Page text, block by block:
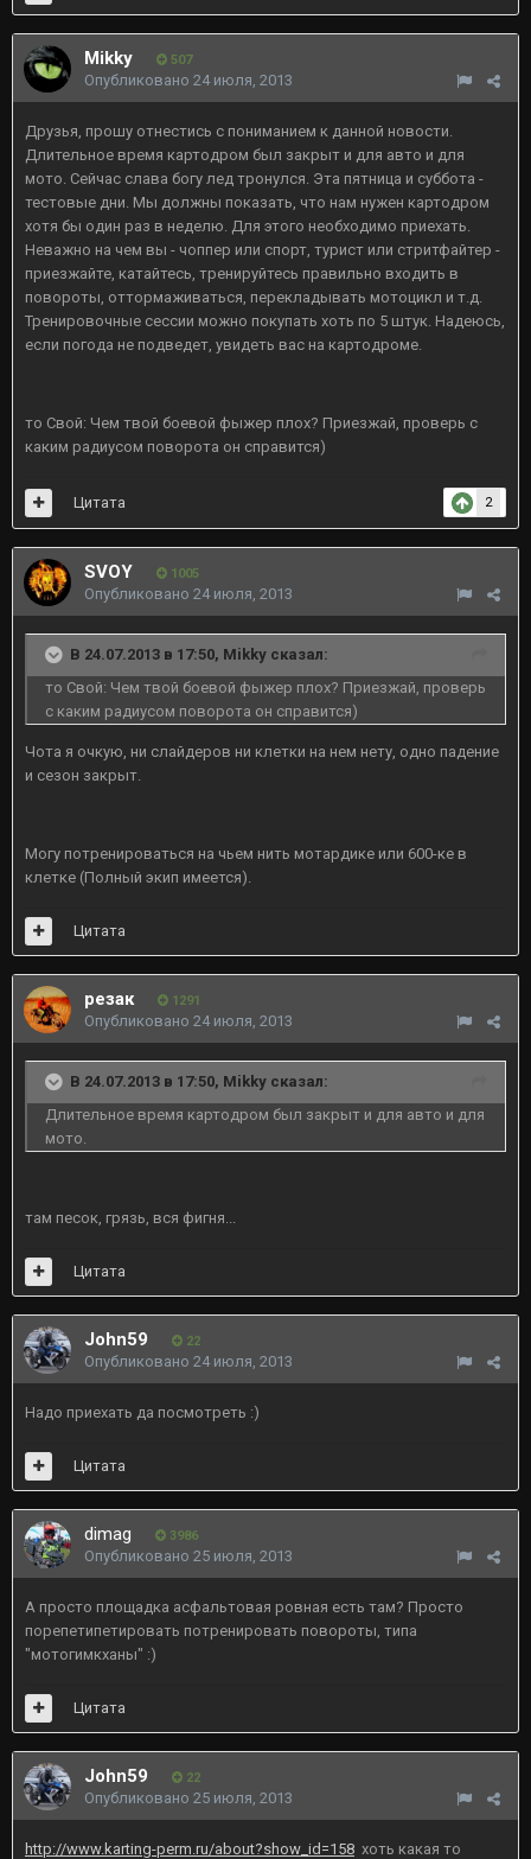
Mikky 507
Опубликовано 24 июля, 2013
Друзья, прошу отнестись с пониманием к данной новости.
Длительное время картодром был закрыт и для авто и для
мото. Сейчас слава богу лед тронулся. Эта пятница и суббота -
тестовые дни. Мы должны показать, что нам нужен картодром
хотя бы один раз в неделю. Для этого необходимо приехать.
Неважно на чем вы - чоппер или спорт, турист или стритфайтер -
приезжайте, катайтесь, тренируйтесь правильно входить в
повороты, оттормаживаться, перекладывать мотоцикл и т.д.
Тренировочные сессии можно покупать хоть по 5 штук. Надеюсь,
если погода не подведет, увидеть вас на картодроме.
то Свой: Чем твой боевой фыжер плох? Приезжай, проверь с
каким радиусом поворота он справится)
2
Цитата
SVOY 1005
Опубликовано 24 июля, 2013
В 24.07.2013 в 17:50, Mikky сказал:
то Свой: Чем твой боевой фыжер плох? Приезжай, проверь
с каким радиусом поворота он справится)
Чота я очкую, ни слайдеров ни клетки на нем нету, одно падение
и сезон закрыт.
Могу потренироваться на чьем нить мотардике или 600-ке в
клетке (Полный экип имеется).
Цитата
резак 1291
Опубликовано 24 июля, 2013
В 24.07.2013 в 17:50, Mikky сказал:
Длительное время картодром был закрыт и для авто и для
мото.
там песок, грязь, вся фигня...
Цитата
John59 22
Опубликовано 24 июля, 2013
Надо приехать да посмотреть :)
Цитата
dimag 3986
Опубликовано 25 июля, 2013
А просто площадка асфальтовая ровная есть там? Просто
порепетипетировать потренировать повороты, типа
"мотогимкханы" :)
Цитата
John59 22
Опубликовано 25 июля, 2013
http://www.karting-perm.ru/about?show_id=158 хоть какая то